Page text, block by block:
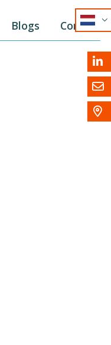
Blogs Contact NL
EN
DE


